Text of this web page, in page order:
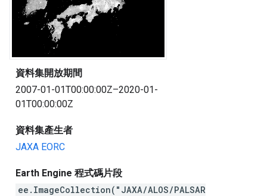
資料集開放期間
2007-01-01T00:00:00Z–2020-01-
01T00:00:00Z
資料集產生者
JAXA EORC
Earth Engine 程式碼片段
ee.ImageCollection("JAXA/ALOS/PALSAR